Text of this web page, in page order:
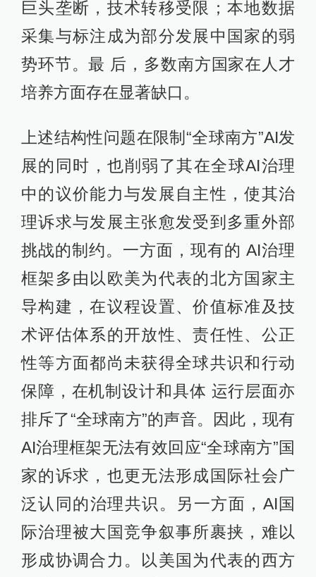
巨头垄断，技术转移受限；本地数据
采集与标注成为部分发展中国家的弱
势环节。最 后，多数南方国家在人才
培养方面存在显著缺口。
上述结构性问题在限制“全球南方”AI发
展的同时，也削弱了其在全球AI治理
中的议价能力与发展自主性，使其治
理诉求与发展主张愈发受到多重外部
挑战的制约。一方面，现有的 AI治理
框架多由以欧美为代表的北方国家主
导构建，在议程设置、价值标准及技
术评估体系的开放性、责任性、公正
性等方面都尚未获得全球共识和行动
保障，在机制设计和具体 运行层面亦
排斥了“全球南方”的声音。因此，现有
AI治理框架无法有效回应“全球南方”国
家的诉求，也更无法形成国际社会广
泛认同的治理共识。另一方面，AI国
际治理被大国竞争叙事所裹挟，难以
形成协调合力。以美国为代表的西方